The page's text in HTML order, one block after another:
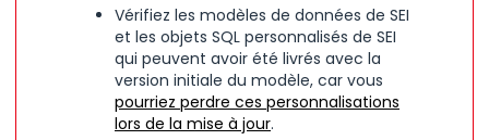
Vérifiez les modèles de données de SEI
et les objets SQL personnalisés de SEI
qui peuvent avoir été livrés avec la
version initiale du modèle, car vous
pourriez perdre ces personnalisations
lors de la mise à jour.